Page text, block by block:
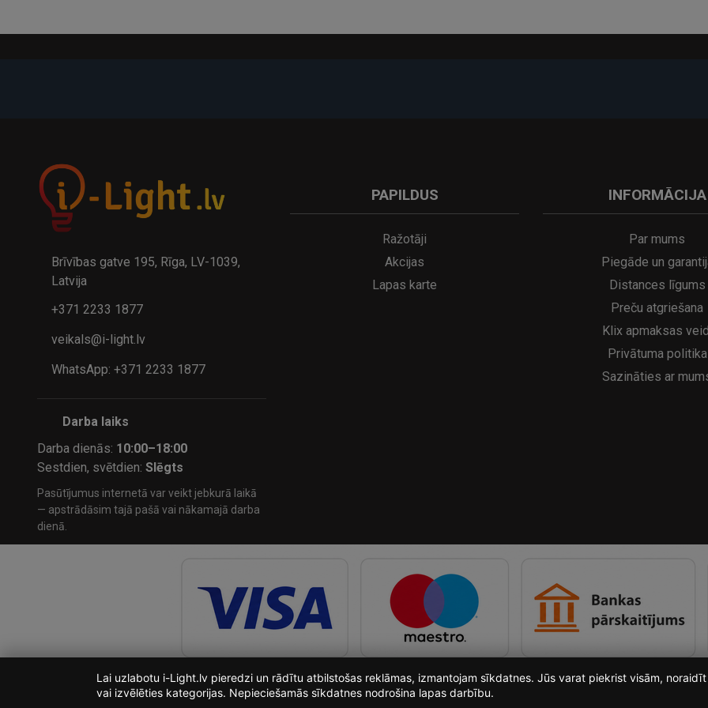
32.95€
A
kumulatora LED galda lampa SERINA Mini Ø80×200 mm..
29.95€ 21.95€
Brīvības gatve 195, Rīga, LV-1039,
Latvija
+371 2233 1877
veikals@i-light.lv
WhatsApp: +371 2233 1877
Darba laiks
Darba dienās: 10:00–18:00
Sestdien, svētdien:Slēgts
Pasūtījumus internetā var veikt jebkurā laikā
— apstrādāsim tajā pašā vai nākamajā darba
dienā.
PAPILDUS
Ražotāji
Akcijas
Lapas karte
INFORMĀCIJA
Par mums
Piegāde un
Distances līgums
Preču atgriešana
Klix apmaksas
Privātuma politika
Sazināties ar
Lai uzlabotu i-Light.lv pieredzi un rādītu atbilstošas reklāmas, izmantojam sīkdatnes. Jūs varat piekrist visām,
vai izvēlēties kategorijas. Nepieciešamās sīkdatnes nodrošina lapas darbību.